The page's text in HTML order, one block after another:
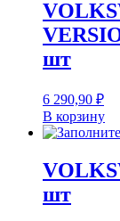
шт
6 290,90 ₽
В корзину
шт